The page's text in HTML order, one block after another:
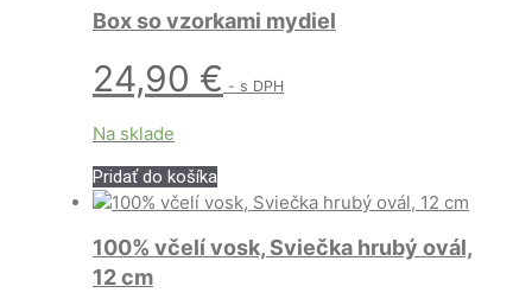
Box so vzorkami mydiel
24,90 € - s DPH
Na sklade
Pridať do košíka
100% včelí vosk, Sviečka hrubý ovál,
12 cm